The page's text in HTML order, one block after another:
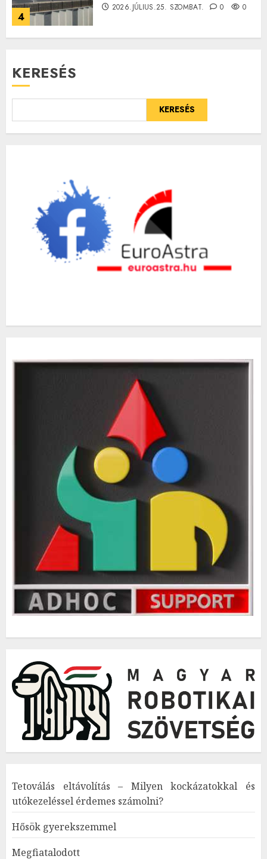
4
2026.JÚLIUS.25. SZOMBAT. 0 0
KERESÉS
KERESÉS
Tetoválás eltávolítás – Milyen kockázatokkal és
utókezeléssel érdemes számolni?
Hősök gyerekszemmel
Megfiatalodott